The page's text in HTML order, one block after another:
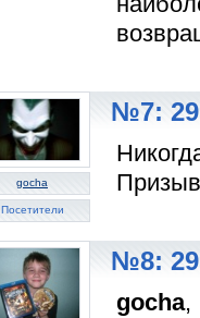
gocha
Посетители
№7: 29
№8: 29
gocha,